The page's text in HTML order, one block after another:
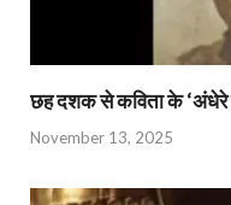
छह दशक से कविता के ‘अंधेरे
November 13, 2025